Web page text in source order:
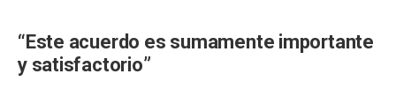
“Este acuerdo es sumamente importante
y satisfactorio”